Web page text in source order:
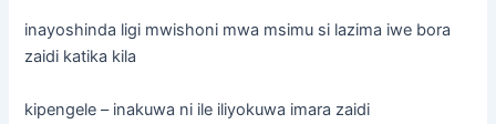
inayoshinda ligi mwishoni mwa msimu si lazima iwe bora
zaidi katika kila
kipengele – inakuwa ni ile iliyokuwa imara zaidi